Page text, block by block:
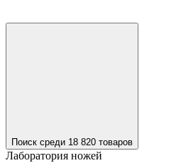
Поиск среди 18 820 товаров
Лаборатория ножей